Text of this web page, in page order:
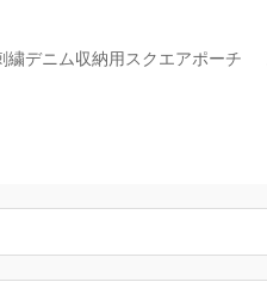
繍デニム収納用スクエアポーチ